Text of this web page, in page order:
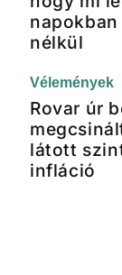
nélkül
Vélemények
Rovar úr
látott
infláció